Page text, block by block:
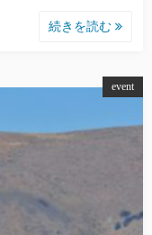
続きを読む
event